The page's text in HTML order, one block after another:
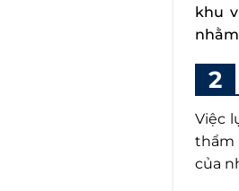
khu
Việc
thẩm
của